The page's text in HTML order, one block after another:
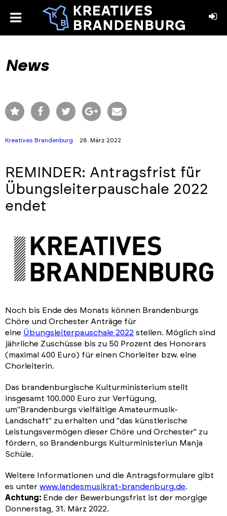
toggle
News
Kreatives Brandenburg 28. März 2022
REMINDER: Antragsfrist für
Übungsleiterpauschale 2022
endet
Noch bis Ende des Monats können Brandenburgs
Chöre und Orchester Anträge für
eine Übungsleiterpauschale 2022 stellen. Möglich sind
jährliche Zuschüsse bis zu 50 Prozent des Honorars
(maximal 400 Euro) für einen Chorleiter bzw. eine
Chorleiterin.
Das brandenburgische Kulturministerium stellt
insgesamt 100.000 Euro zur Verfügung,
um"Brandenburgs vielfältige Amateurmusik-
Landschaft" zu erhalten und "das künstlerische
Leistungsvermögen dieser Chöre und Orchester" zu
fördern, so Brandenburgs Kulturministeriun Manja
Schüle.
Weitere Informationen und die Antragsformulare gibt
es unter www.landesmusikrat-brandenburg.de.
Achtung: Ende der Bewerbungsfrist ist der morgige
Donnerstag, 31. März 2022.